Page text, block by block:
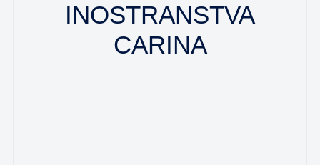
INOSTRANSTVA
CARINA